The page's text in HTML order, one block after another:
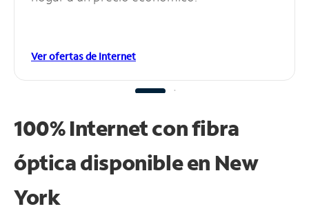
Ver ofertas de Internet
100% Internet con fibra
óptica disponible en New
York